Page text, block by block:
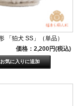
「狛犬 SS」（単品）
価格：2,200円(税込)